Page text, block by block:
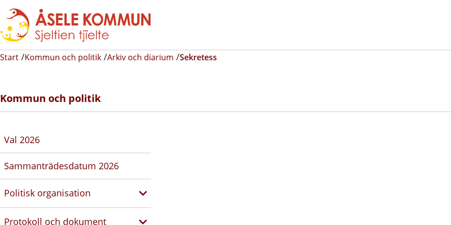
Start Kommun och politik Arkiv och diarium Sekretess
Kommun och politik
Val 2026
Sammanträdesdatum 2026
Politisk organisation
Protokoll och dokument